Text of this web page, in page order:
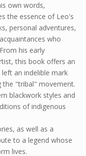
own words,
the essence of Leo's
personal adventures,
who
his early
this book offers an
an indelible mark
"tribal" movement.
blackwork styles and
of indigenous
as well as a
to a legend whose
lives.